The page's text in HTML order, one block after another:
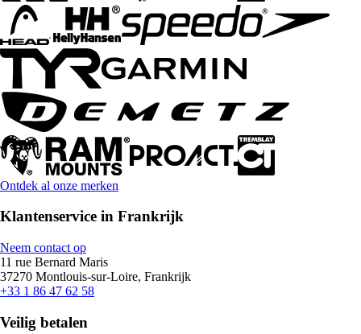
Ontdek al onze merken
Klantenservice in Frankrijk
Neem contact op
11 rue Bernard Maris
37270 Montlouis-sur-Loire, Frankrijk
+33 1 86 47 62 58
Veilig betalen